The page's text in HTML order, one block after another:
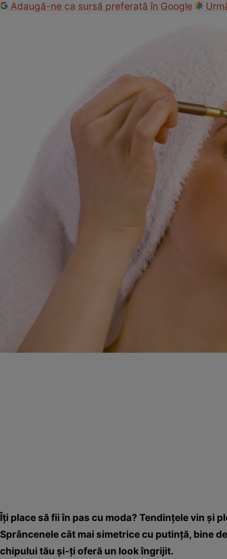
Adaugă-ne ca sursă preferată în Google
Îţi place să fii în pas cu moda? Tendinţele vin şi
Sprâncenele cât mai simetrice cu putinţă, bine
chipului tău şi-ţi oferă un look îngrijit.